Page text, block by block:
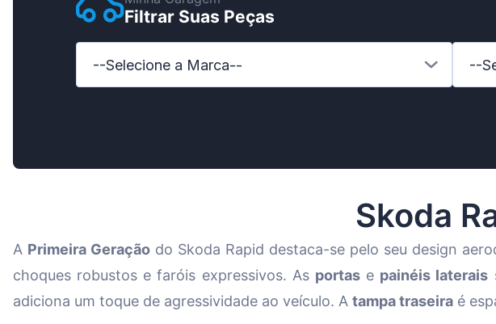
Hyundai
Mazda
Mercedes-Benz
Filtrar Suas Peças
--Selecione a Marca-- --
Skoda
A Primeira Geração do Skoda Rapid destaca-se pelo seu design
choques robustos e faróis expressivos. As portase painéis laterais
adiciona um toque de agressividade ao veículo. A tampa traseira é